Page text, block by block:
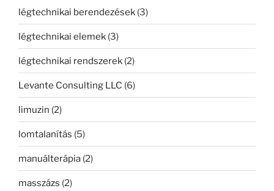
légtechnikai berendezések (3)
légtechnikai elemek (3)
légtechnikai rendszerek (2)
Levante Consulting LLC (6)
limuzin (2)
lomtalanítás (5)
manuálterápia (2)
masszázs (2)